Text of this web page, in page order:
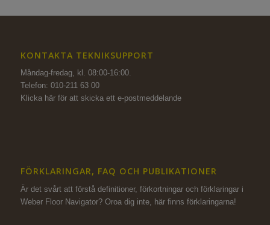
KONTAKTA TEKNIKSUPPORT
Måndag-fredag, kl. 08:00-16:00.
Telefon: 010-211 63 00
Klicka här för att skicka ett e-postmeddelande
FÖRKLARINGAR, FAQ OCH PUBLIKATIONER
Är det svårt att förstå definitioner, förkortningar och förklaringar i
Weber Floor Navigator? Oroa dig inte, här finns förklaringarna!